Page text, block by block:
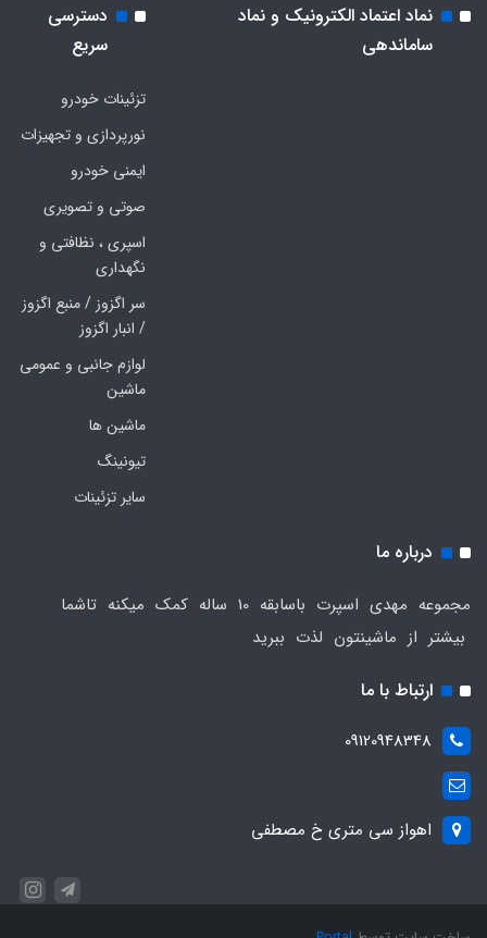
نماد اعتماد الکترونیک و نماد
ساماندهی
دسترسی
سریع
تزئینات خودرو
نورپردازی و تجهیزات
ایمنی خودرو
صوتی و تصویری
اسپری ، نظافتی و
نگهداری
سر اگزوز / منبع اگزوز
/ انبار اگزوز
لوازم جانبی و عمومی
ماشین
ماشین ها
تیونینگ
سایر تزئینات
درباره ما
مجموعه مهدی اسپرت باسابقه 10 ساله کمک میکنه تاشما
بیشتر از ماشینتون لذت ببرید
ارتباط با ما
09120948348
اهواز سی متری خ مصطفی